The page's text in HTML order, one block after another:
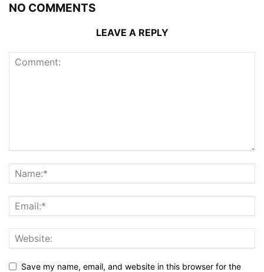
NO COMMENTS
LEAVE A REPLY
Save my name, email, and website in this browser for the